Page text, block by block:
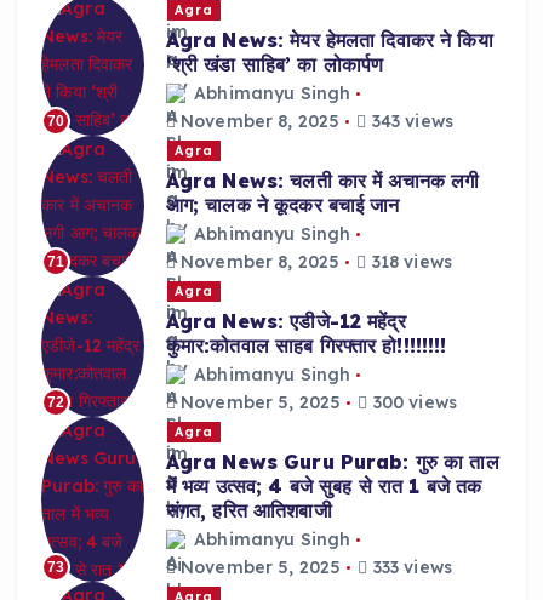
70
Agra
Agra News: मेयर हेमलता दिवाकर ने किया
‘श्री खंडा साहिब’ का लोकार्पण
Abhimanyu Singh
November 8, 2025
343 views
71
Agra
Agra News: चलती कार में अचानक लगी
आग; चालक ने कूदकर बचाई जान
Abhimanyu Singh
November 8, 2025
318 views
72
Agra
Agra News: एडीजे-12 महेंद्र
कुमार:कोतवाल साहब गिरफ्तार हो!!!!!!!!
Abhimanyu Singh
November 5, 2025
300 views
73
Agra
Agra News Guru Purab: गुरु का ताल
में भव्य उत्सव; 4 बजे सुबह से रात 1 बजे तक
संगत, हरित आतिशबाजी
Abhimanyu Singh
November 5, 2025
333 views